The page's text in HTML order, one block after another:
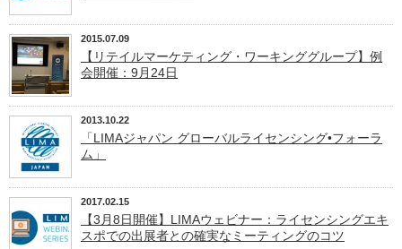
2015.07.09
【リテイルマーケティング・ワーキンググループ】例
会開催：9月24日
2013.10.22
「LIMAジャパン グローバルライセンシング•フォーラ
ム」
2017.02.15
【3月8日開催】LIMAウェビナー：ライセンシングエキ
スポでの出展者との確実なミーティングのコツ